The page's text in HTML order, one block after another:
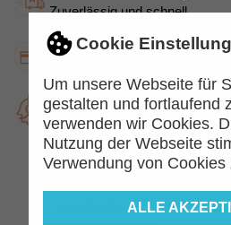
Cookie
Um unsere Webseite für
gestalten und fortlaufend
verwenden wir Cookies.
Nutzung der Webseite
Verwendung von Cookies
ALLE
Zuverlässig und schnell.
Kauf auf Rechnung
Top Kundenservice
Kompetent und freundlich
Beschreibung